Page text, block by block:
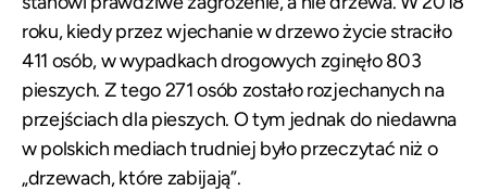
roku, kiedy przez wjechanie w drzewo życie straciło
411 osób, w wypadkach drogowych zginęło 803
pieszych. Z tego 271 osób zostało rozjechanych na
przejściach dla pieszych. O tym jednak do niedawna
w polskich mediach trudniej było przeczytać niż o
„drzewach, które zabijają”.